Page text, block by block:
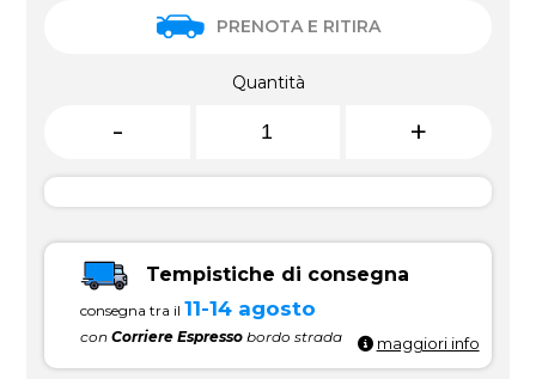
PRENOTA E RITIRA
Quantità
- +
Tempistiche di consegna
consegna tra il 11-14 agosto
conCorriere Espresso bordo strada maggiori info